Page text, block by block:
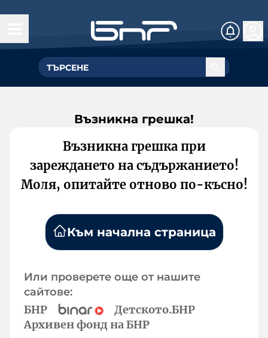
Възникна грешка!
Възникна грешка при
зареждането на съдържанието!
Моля, опитайте отново по-късно!
Към начална страница
Или проверете още от нашите
сайтове:
БНР
Детското.БНР
Архивен фонд на БНР